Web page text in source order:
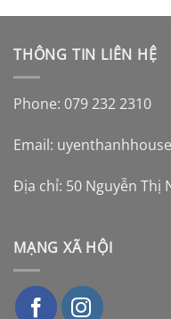
THÔNG TIN LIÊN HỆ
Phone: 079 232 2310
Email:
Địa chỉ: 50 Nguyễn Thị
MẠNG XÃ HỘI